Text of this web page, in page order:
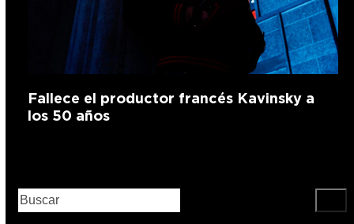
Fallece el productor francés Kavinsky a
los 50 años